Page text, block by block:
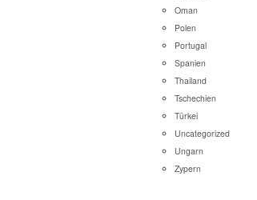
Oman
Polen
Portugal
Spanien
Thailand
Tschechien
Türkei
Uncategorized
Ungarn
Zypern